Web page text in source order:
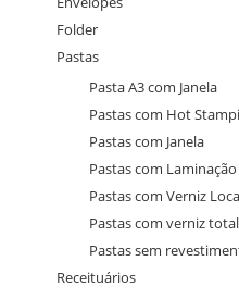
Folder
Pastas
Pasta A3 com Janela
Pastas com Hot
Pastas com Janela
Pastas com Laminação
Pastas com Verniz
Pastas com verniz
Pastas sem
Receituários